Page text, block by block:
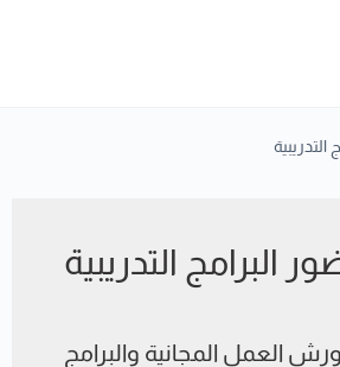
البرامج التدريبية
العمل المجانية والبرامج